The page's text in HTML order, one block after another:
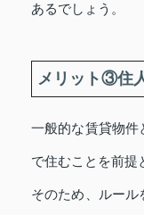
あるでしょう。
メリット③住
一般的な賃貸物件
で住むことを前提
そのため、ルール